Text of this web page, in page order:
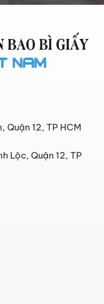
Quận 12, TP HCM
Lộc, Quận 12, TP